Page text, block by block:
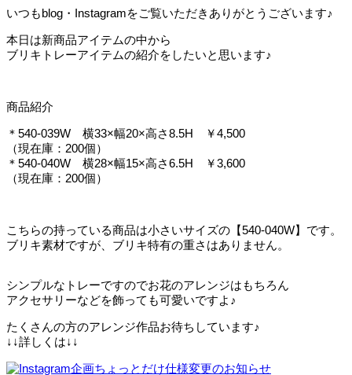
いつもblog・Instagramをご覧いただきありがとうございます♪
本日は新商品アイテムの中から
ブリキトレーアイテムの紹介をしたいと思います♪
商品紹介
＊540-039W 横33×幅20×高さ8.5H ￥4,500
（現在庫：200個）
＊540-040W 横28×幅15×高さ6.5H ￥3,600
（現在庫：200個）
こちらの持っている商品は小さいサイズの【540-040W】です。
ブリキ素材ですが、ブリキ特有の重さはありません。
シンプルなトレーですのでお花のアレンジはもちろん
アクセサリーなどを飾っても可愛いですよ♪
たくさんの方のアレンジ作品お待ちしています♪
↓↓詳しくは↓↓